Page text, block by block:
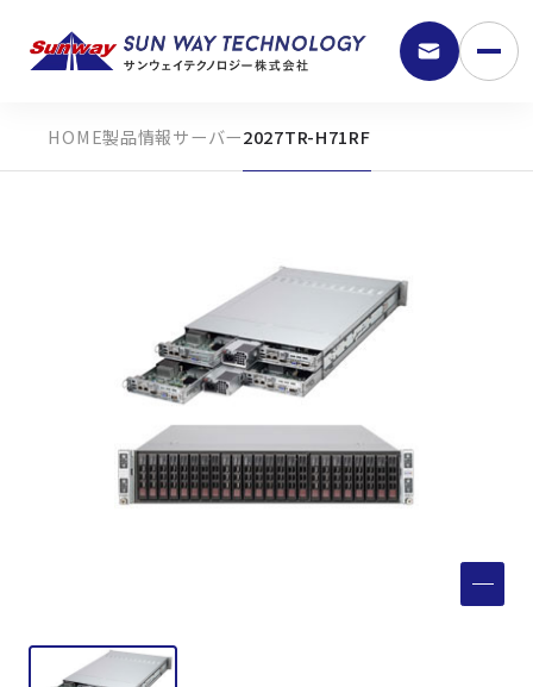
9:30 - 18:00
弊社の強み
製品情報サーバー2027TR-H71RF